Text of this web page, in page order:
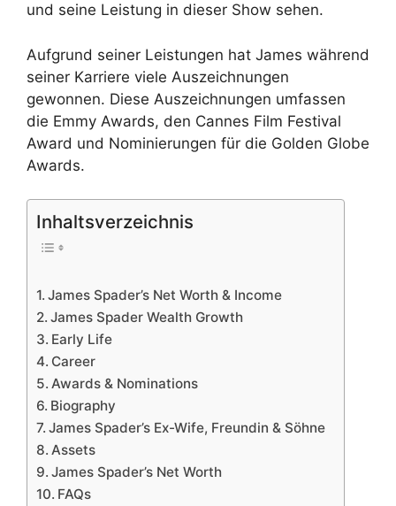
und seine Leistung in dieser Show sehen.
Aufgrund seiner Leistungen hat James während
seiner Karriere viele Auszeichnungen
gewonnen. Diese Auszeichnungen umfassen
die Emmy Awards, den Cannes Film Festival
Award und Nominierungen für die Golden Globe
Awards.
Inhaltsverzeichnis
James Spader’s Net Worth & Income
James Spader Wealth Growth
Early Life
Career
Awards & Nominations
Biography
James Spader’s Ex-Wife, Freundin & Söhne
Assets
James Spader’s Net Worth
FAQs